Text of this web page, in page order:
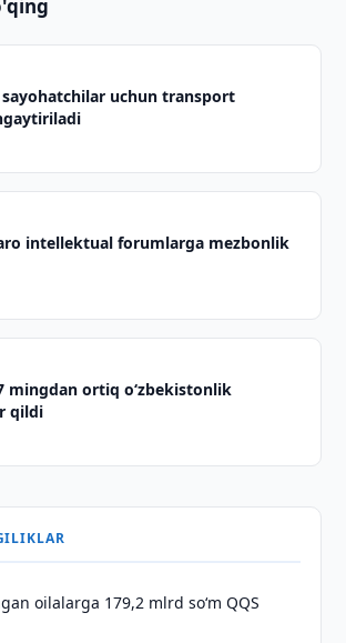
sayohatchilar uchun transport
intellektual forumlarga mezbonlik
mingdan ortiq o‘zbekistonlik
qildi
oilalarga 179,2 mlrd so‘m QQS